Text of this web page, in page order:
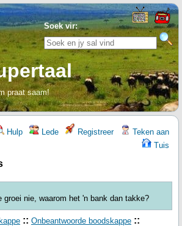
Soek vir:
praat saam!
Hulp Lede Registreer
Teken aan
Tuis
groei nie, waarom het 'n bank dan takke?
:: Onbeantwoorde boodskappe ::